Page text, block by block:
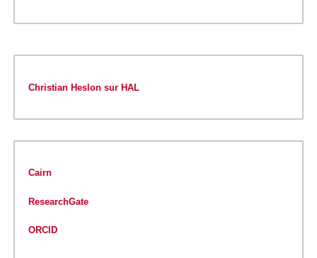
Christian Heslon sur HAL
Cairn
ResearchGate
ORCID